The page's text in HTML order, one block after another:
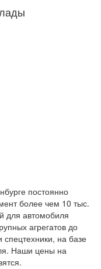
постоянно
более чем 10 тыс.
для автомобиля
агрегатов до
на базе
Наши цены на